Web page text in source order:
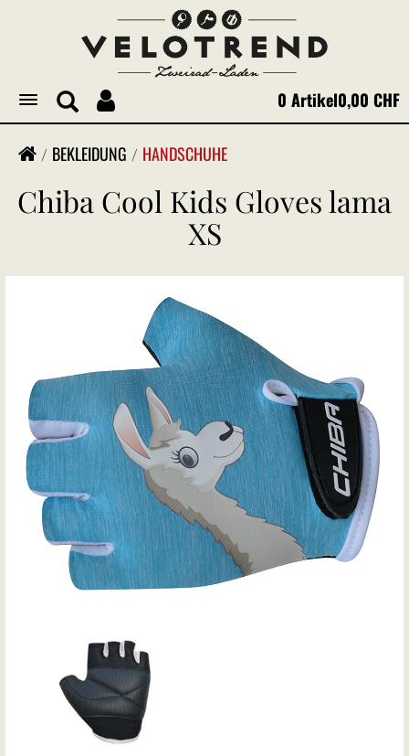
Toggle
navigation
0 Artikel0,00 CHF
BEKLEIDUNG HANDSCHUHE
Chiba Cool Kids Gloves lama
XS